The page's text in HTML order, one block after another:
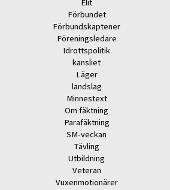
Elit
Förbundet
Förbundskaptener
Föreningsledare
Idrottspolitik
kansliet
Läger
landslag
Minnestext
Om fäktning
Parafäktning
SM-veckan
Tävling
Utbildning
Veteran
Vuxenmotionärer